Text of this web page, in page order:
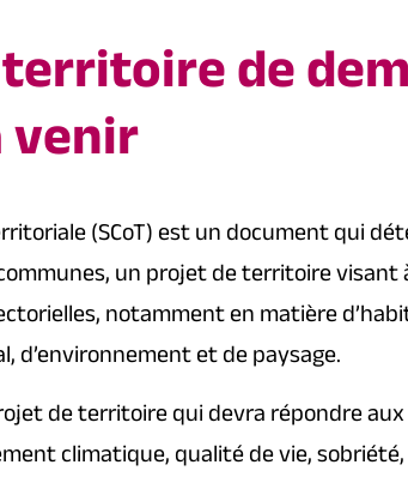
de
venir
(SCoT) est un document qui
un projet de territoire
notamment en matière
d’environnement et de paysage.
de territoire qui devra répondre
climatique, qualité de vie,